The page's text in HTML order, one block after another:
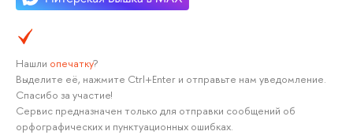
Нашли опечатку?
Выделите её, нажмите Ctrl+Enter и отправьте нам уведомление.
Спасибо за участие!
Сервис предназначен только для отправки сообщений об
орфографических и пунктуационных ошибках.